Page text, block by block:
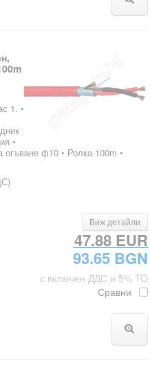
1. •
•
ф10 • Ролка 100m •
Виж детайли
47.88 EUR
93.65 BGN
с включен ДДС и 5% TO
Сравни